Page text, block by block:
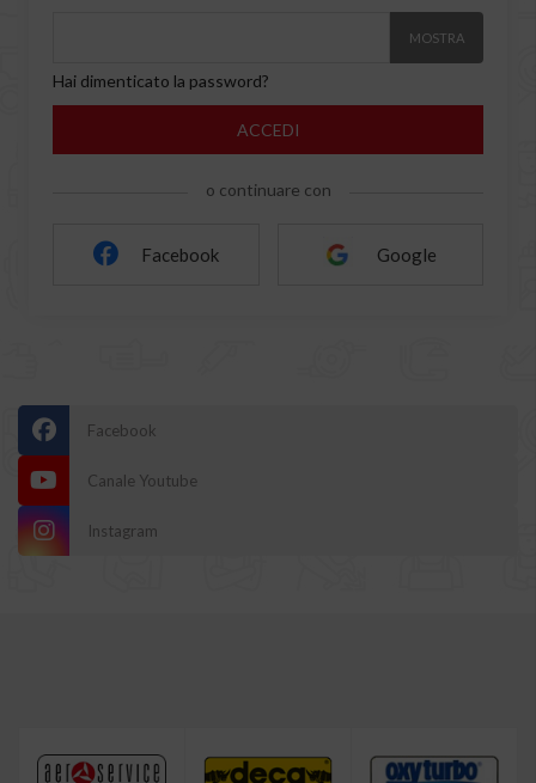
MOSTRA
Hai dimenticato la password?
ACCEDI
o continuare con
Facebook Google
Facebook
Canale Youtube
Instagram